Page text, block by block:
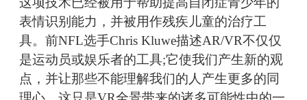
表情识别能力，并被用作残疾儿童的治疗工
具。前NFL选手Chris Kluwe描述AR/VR不仅仅
是运动员或娱乐者的工具;它使我们产生新的观
点，并让那些不能理解我们的人产生更多的同